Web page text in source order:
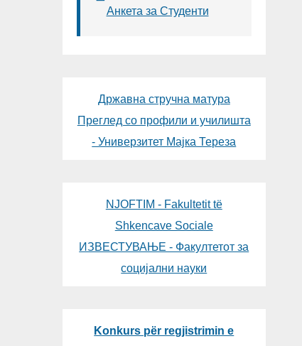
Анкета за Студенти
Државна стручна матура
Преглед со профили и училишта
- Универзитет Мајка Тереза
NJOFTIM - Fakultetit të
Shkencave Sociale
ИЗВЕСТУВАЊЕ - Факултетот за
социјални науки
Konkurs për regjistrimin e